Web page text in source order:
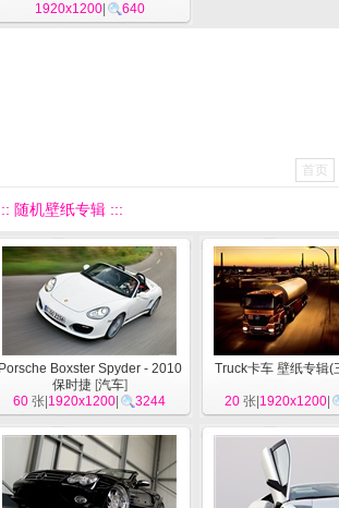
1920x1200| 640
首页
随机壁纸专辑 :::
Porsche Boxster Spyder - 2010
保时捷 [汽车]
60 张| 1920x1200 3244
Truck卡车 壁纸专辑(
20 张| 1920x1200